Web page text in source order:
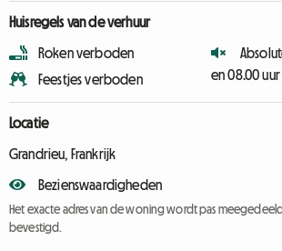
Huisregels van de verhuur
Roken verboden
Feestjes verboden
en 08.00 uur
Locatie
Grandrieu, Frankrijk
Bezienswaardigheden
Het exacte adres van de woning wordt pas
bevestigd.